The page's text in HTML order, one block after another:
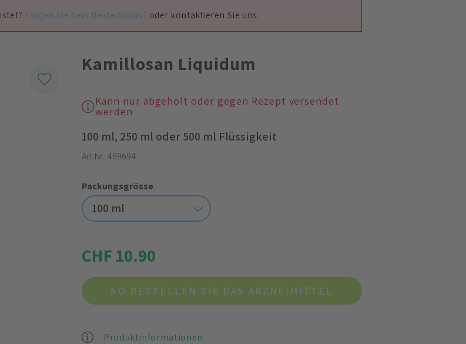
Folgen Sie dem Bestellablauf oder kontaktieren Sie uns.
Kamillosan Liquidum
Kann nur abgeholt oder gegen Rezept versendet
werden
100 ml, 250 ml oder 500 ml Flüssigkeit
Art.Nr.: 469694
Packungsgrösse
100 ml
CHF 10.90
SO BESTELLEN SIE DAS ARZNEIMITTEL
Produktinformationen